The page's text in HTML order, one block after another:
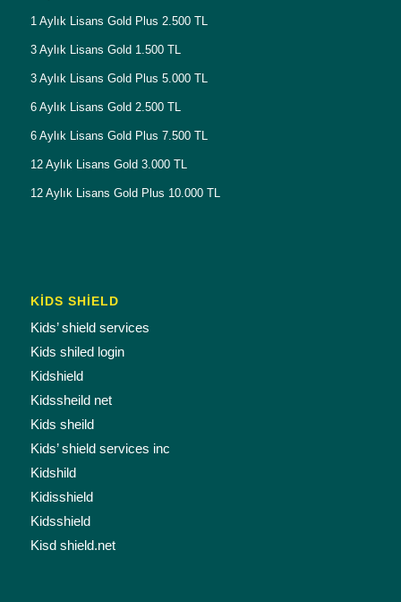
1 Aylık Lisans Gold Plus 2.500 TL
3 Aylık Lisans Gold 1.500 TL
3 Aylık Lisans Gold Plus 5.000 TL
6 Aylık Lisans Gold 2.500 TL
6 Aylık Lisans Gold Plus 7.500 TL
12 Aylık Lisans Gold 3.000 TL
12 Aylık Lisans Gold Plus 10.000 TL
KİDS SHİELD
Kids’ shield services
Kids shiled login
Kidshield
Kidssheild net
Kids sheild
Kids’ shield services inc
Kidshild
Kidisshield
Kidsshield
Kisd shield.net